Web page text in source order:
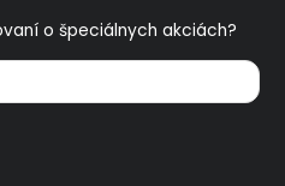
o špeciálnych akciách?